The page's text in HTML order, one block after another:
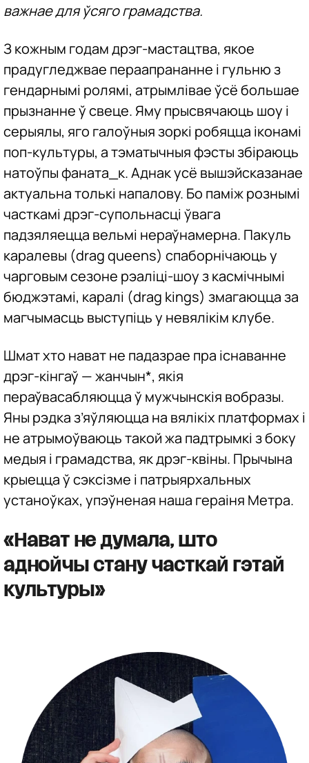
важнае для ўсяго грамадства.
З кожным годам дрэг-мастацтва, якое
прадугледжвае пераапрананне і гульню з
гендарнымі ролямі, атрымлівае ўсё большае
прызнанне ў свеце. Яму прысвячаюць шоу і
серыялы, яго галоўныя зоркі робяцца іконамі
поп-культуры, а тэматычныя фэсты збіраюць
натоўпы фаната_к. Аднак усё вышэйсказанае
актуальна толькі напалову. Бо паміж рознымі
часткамі дрэг-супольнасці ўвага
падзяляецца вельмі нераўнамерна. Пакуль
каралевы (drag queens) спаборнічаюць у
чарговым сезоне рэаліці-шоу з касмічнымі
бюджэтамі, каралі (drag kings) змагаюцца за
магчымасць выступіць у невялікім клубе.
Шмат хто нават не падазрае пра існаванне
дрэг-кінгаў — жанчын*, якія
пераўвасабляюцца ў мужчынскія вобразы.
Яны рэдка з’яўляюцца на вялікіх платформах і
не атрымоўваюць такой жа падтрымкі з боку
медыя і грамадства, як дрэг-квіны. Прычына
крыецца ў сэксізме і патрыярхальных
устаноўках, упэўненая наша гераіня Метра.
«Нават не думала, што
аднойчы стану часткай гэтай
культуры»